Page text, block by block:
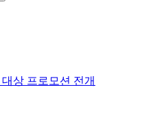
상 프로모션 전개